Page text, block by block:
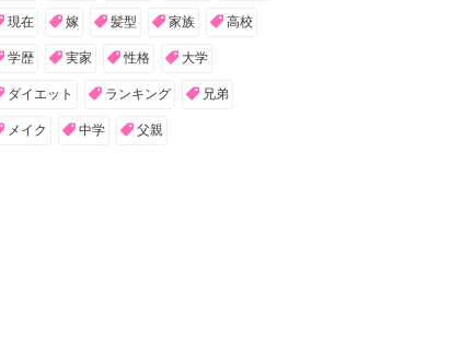
現在 嫁 髪型 家族 高校
学歴 実家 性格 大学
ダイエット ランキング 兄弟
メイク 中学 父親